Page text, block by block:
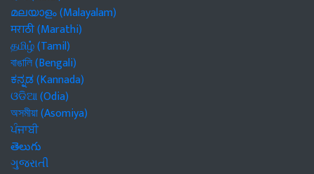
മലയാളം (Malayalam)
मराठी (Marathi)
தமிழ் (Tamil)
বাঙালি (Bengali)
ಕನ್ನಡ (Kannada)
ଓଡିଆ (Odia)
অসমীয়া (Asomiya)
ਪੰਜਾਬੀ
తెలుగు
ગુજરાતી